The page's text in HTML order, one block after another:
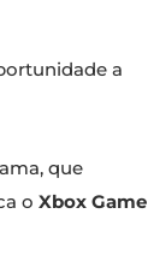
a
que
o Xbox Game